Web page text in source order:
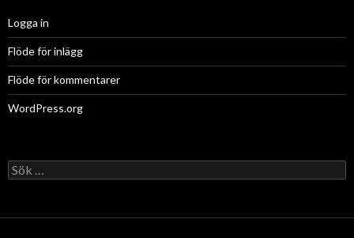
Logga in
Flöde för inlägg
Flöde för kommentarer
WordPress.org
Sök
efter: